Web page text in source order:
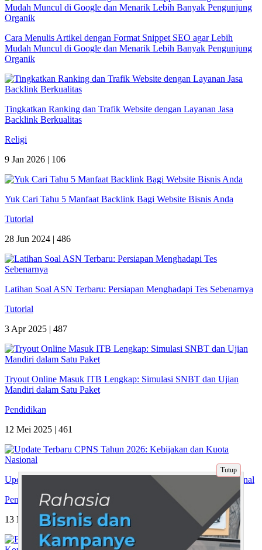
Cara Menulis Artikel dengan Format Snippet SEO agar Lebih
Mudah Muncul di Google dan Menarik Lebih Banyak Pengunjung
Organik
Tingkatkan Ranking dan Trafik Website dengan Layanan Jasa
Backlink Berkualitas
Religi
9 Jan 2026 | 106
Yuk Cari Tahu 5 Manfaat Backlink Bagi Website Bisnis Anda
Tutorial
28 Jun 2024 | 486
Latihan Soal ASN Terbaru: Persiapan Menghadapi Tes Sebenarnya
Tutorial
3 Apr 2025 | 487
Tryout Online Masuk ITB Lengkap: Simulasi SNBT dan Ujian
Mandiri dalam Satu Paket
Pendidikan
12 Mei 2025 | 461
Update Terbaru CPNS Tahun 2026: Kebijakan dan Kuota Nasional
Pendidikan
13 Mei 2025 |477
Tutup